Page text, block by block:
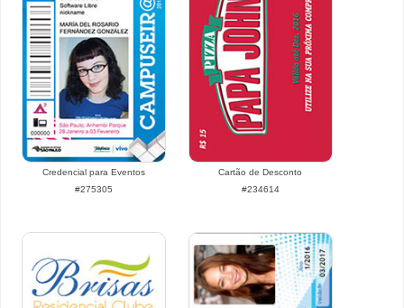
Credencial para Eventos
#275305
Cartão de Desconto
#234614